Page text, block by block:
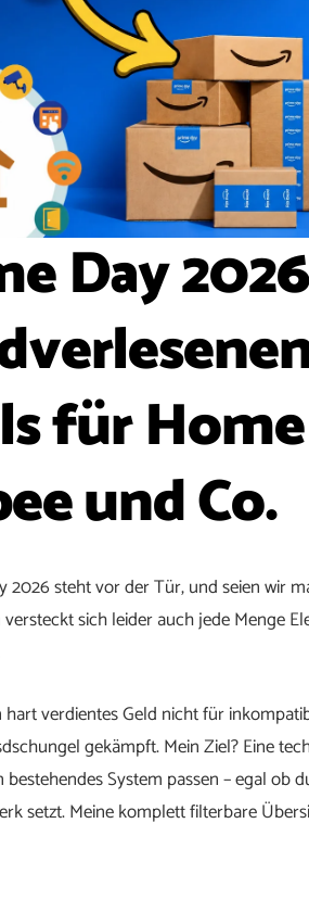
Day
für
und Co.
2026 steht vor der Tür, und seien wir
sich leider auch jede Menge
hart verdientes Geld nicht für
gekämpft. Mein Ziel? Eine
bestehendes System passen – egal ob
setzt. Meine komplett filterbare